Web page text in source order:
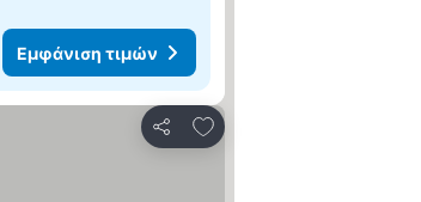
Εμφάνιση τιμών
Κοινοποίηση
Προσθήκη στα αγαπημένα